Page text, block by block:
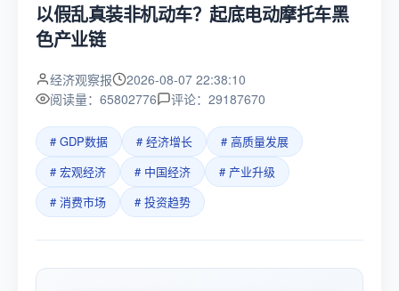
以假乱真装非机动车？起底电动摩托车黑
色产业链
经济观察报
2026-08-07 22:38:10
阅读量：65802776
评论：29187670
# GDP数据 # 经济增长
# 高质量发展
# 宏观经济
# 中国经济
# 产业升级
# 消费市场
# 投资趋势